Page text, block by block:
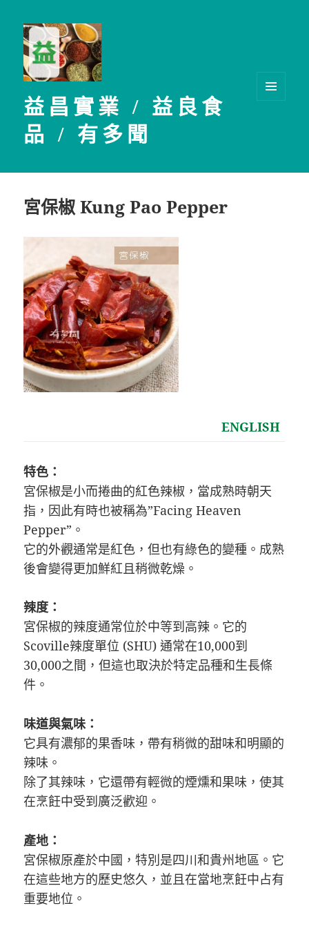
益昌實業 / 益良食
品 / 有多聞
宮保椒 Kung Pao Pepper
ENGLISH
特色：
宮保椒是小而捲曲的紅色辣椒，當成熟時朝天
指，因此有時也被稱為”Facing Heaven
Pepper”。
它的外觀通常是紅色，但也有綠色的變種。成熟
後會變得更加鮮紅且稍微乾燥。
辣度：
宮保椒的辣度通常位於中等到高辣。它的
Scoville辣度單位 (SHU) 通常在10,000到
30,000之間，但這也取決於特定品種和生長條
件。
味道與氣味：
它具有濃郁的果香味，帶有稍微的甜味和明顯的
辣味。
除了其辣味，它還帶有輕微的煙燻和果味，使其
在烹飪中受到廣泛歡迎。
產地：
宮保椒原產於中國，特別是四川和貴州地區。它
在這些地方的歷史悠久，並且在當地烹飪中占有
重要地位。